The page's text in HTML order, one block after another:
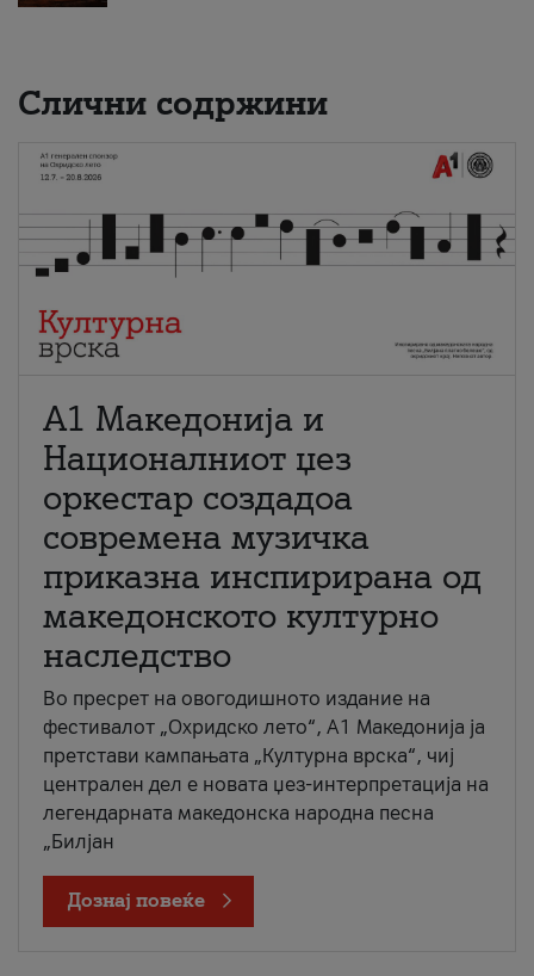
Слични содржини
А1 Македонија и
Националниот џез
оркестар создадоа
современа музичка
приказна инспирирана од
македонското културно
наследство
Во пресрет на овогодишното издание на
фестивалот „Охридско лето“, А1 Македонија ја
претстави кампањата „Културна врска“, чиј
централен дел е новата џез-интерпретација на
легендарната македонска народна песна
„Билјан
Дознај повеќе